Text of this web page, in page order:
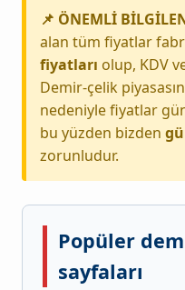
📌 ÖNEMLİ
alan tüm fiyatlar
fiyatları olup, KDV
Demir-çelik
nedeniyle fiyatlar
bu yüzden bizden
zorunludur.
Popüler
sayfaları